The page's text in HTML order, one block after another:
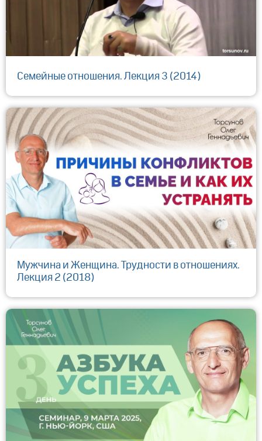
Семейные отношения. Лекция 3 (2014)
Мужчина и Женщина. Трудности в отношениях.
Лекция 2 (2018)